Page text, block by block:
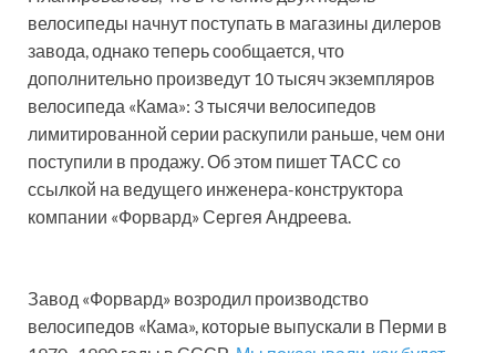
велосипеды начнут поступать в магазины дилеров
завода, однако теперь сообщается, что
дополнительно произведут 10 тысяч экземпляров
велосипеда «Кама»: 3 тысячи велосипедов
лимитированной серии раскупили раньше, чем они
поступили в продажу. Об этом пишет ТАСС со
ссылкой на ведущего инженера-конструктора
компании «Форвард» Сергея Андреева.
Завод «Форвард» возродил производство
велосипедов «Кама», которые выпускали в Перми в